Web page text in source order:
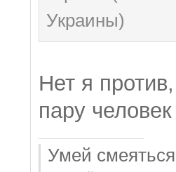
Украины)
Нет я
пару
Умей